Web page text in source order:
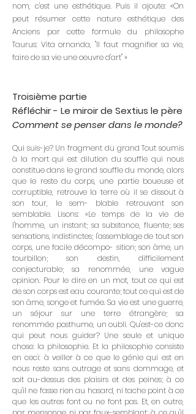
nom, c'est une esthétique. Puis il ajoute: «On
peut résumer cette nature esthétique des
Anciens par cette formule du philosophe
Taurus: Vita ornanda, "Il faut magnifier sa vie,
faire de sa vie une oeuvre d'art" »
Troisième partie
Réfléchir - Le miroir de Sextius le père
Comment se penser dans le monde?
Qui suis-je? Un fragment du grand Tout soumis
à la mort qui est dilution du souffle qui nous
constitue dans le grand souffle du monde, alors
que le reste du corps, une partie boueuse et
corruptible, retrouve la terre où il se dissout à
son tour, le sem- blable retrouvant son
semblable. Lisons: «Le temps de la vie de
l'homme, un instant; sa substance, fluente; ses
sensations, indistinctes; l'assemblage de tout son
corps, une facile décompo- sition; son âme, un
tourbillon; son destin, difficilement
conjecturable; sa renommée, une vague
opinion. Pour le dire en un mot, tout ce qui est
de son corps est eau courante; tout ce qui est de
son âme, songe et fumée. Sa vie est une guerre,
un séjour sur une terre étrangère; sa
renommée posthume, un oubli. Qu'est-ce donc
qui peut nous guider? Une seule et unique
chose: la philosophie. Et la philosophie consiste
en ceci: à veiller à ce que le génie qui est en
nous reste sans outrage et sans dommage, et
soit au-dessus des plaisirs et des peines; à ce
qu'il ne fasse rien au hasard, ni tache point à ce
que les autres font ou ne font pas. Et, en outre,